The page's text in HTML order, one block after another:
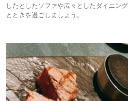
したとしたソファや広々としたダイニン
とときを過ごしましょう。